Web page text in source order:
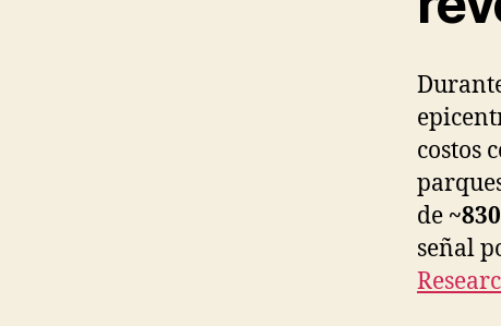
costos
de
señal